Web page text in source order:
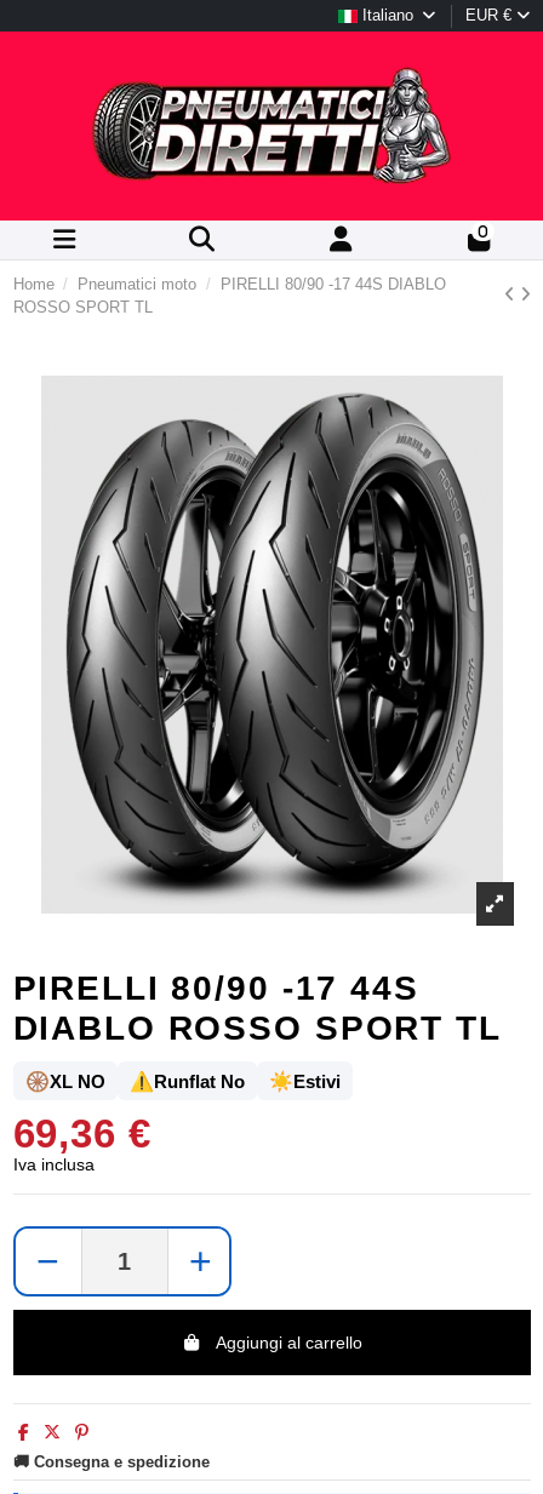
Italiano EUR €
0
Home Pneumatici moto
PIRELLI 80/90 -17 44S DIABLO
ROSSO SPORT TL
PIRELLI 80/90 -17 44S
DIABLO ROSSO SPORT TL
🛞XL NO ⚠️Runflat No ☀️Estivi
69,36 €
Iva inclusa
− +
Aggiungi al carrello
🚚 Consegna e spedizione